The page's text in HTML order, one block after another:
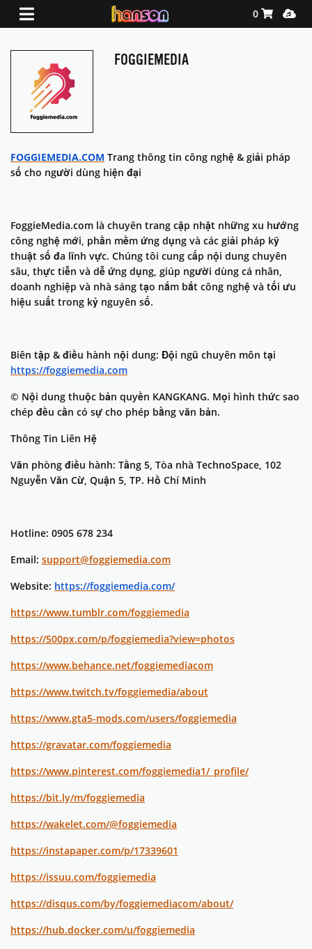
Shopping
0
FOGGIEMEDIA
FOGGIEMEDIA.COM Trang thông tin công nghệ & giải pháp
số cho người dùng hiện đại
FoggieMedia.com là chuyên trang cập nhật những xu hướng
công nghệ mới, phần mềm ứng dụng và các giải pháp kỹ
thuật số đa lĩnh vực. Chúng tôi cung cấp nội dung chuyên
sâu, thực tiễn và dễ ứng dụng, giúp người dùng cá nhân,
doanh nghiệp và nhà sáng tạo nắm bắt công nghệ và tối ưu
hiệu suất trong kỷ nguyên số.
Biên tập & điều hành nội dung: Đội ngũ chuyên môn tại
https://foggiemedia.com
© Nội dung thuộc bản quyền KANGKANG. Mọi hình thức sao
chép đều cần có sự cho phép bằng văn bản.
Thông Tin Liên Hệ
Văn phòng điều hành: Tầng 5, Tòa nhà TechnoSpace, 102
Nguyễn Văn Cừ, Quận 5, TP. Hồ Chí Minh
Hotline: 0905 678 234
Email: support@foggiemedia.com
Website: https://foggiemedia.com/
https://www.tumblr.com/foggiemedia
https://500px.com/p/foggiemedia?view=photos
https://www.behance.net/foggiemediacom
https://www.twitch.tv/foggiemedia/about
https://www.gta5-mods.com/users/foggiemedia
https://gravatar.com/foggiemedia
https://www.pinterest.com/foggiemedia1/_profile/
https://bit.ly/m/foggiemedia
https://wakelet.com/@foggiemedia
https://instapaper.com/p/17339601
https://issuu.com/foggiemedia
https://disqus.com/by/foggiemediacom/about/
https://hub.docker.com/u/foggiemedia